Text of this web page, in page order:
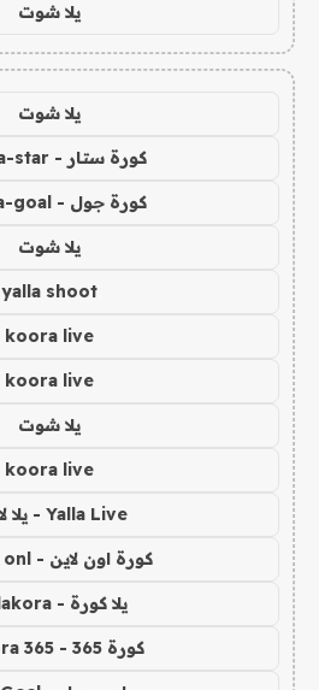
يلا شوت
يلا شوت
كورة ستار - koora-star
كورة جول - koora-goal
يلا شوت
yalla shoot
koora live
koora live
يلا شوت
koora live
Yalla Live - يلا لايف
كورة اون لاين - koora onl
يلا كورة - yallakora
كورة 365 - kooora 365